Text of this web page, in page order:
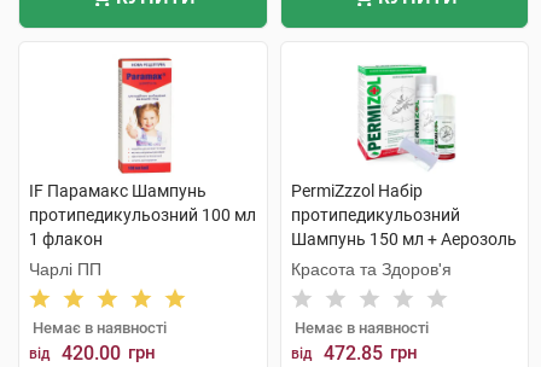
IF Парамакс Шампунь
протипедикульозний 100 мл
1 флакон
Чарлі ПП
Немає в наявності
від 420.00 грн
PermiZzzol Набір
протипедикульозний
Шампунь 150 мл + Аерозоль
70 мл + Гребінець 1 набір
Красота та Здоров'я
Немає в наявності
від 472.85 грн